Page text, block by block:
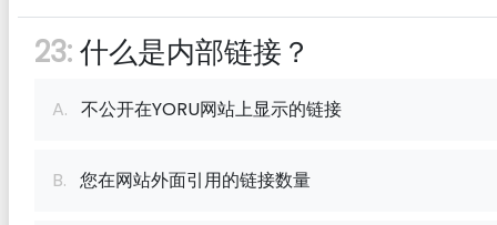
23:什么是内部链接？
A. 不公开在YORU网站上显示的链接
B. 您在网站外面引用的链接数量